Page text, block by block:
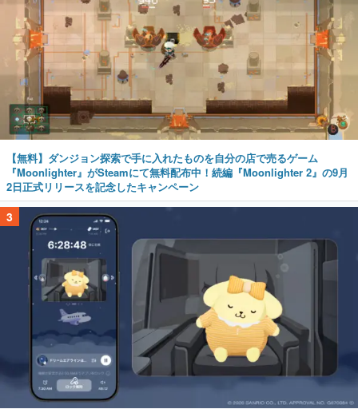
【無料】ダンジョン探索で手に入れたものを自分の店で売るゲーム
『Moonlighter』がSteamにて無料配布中！続編『Moonlighter 2』の9月
2日正式リリースを記念したキャンペーン
3